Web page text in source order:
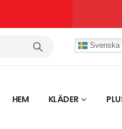
Svenska
HEM KLÄDER